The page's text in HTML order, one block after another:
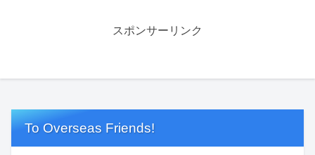
スポンサーリンク
To Overseas Friends!